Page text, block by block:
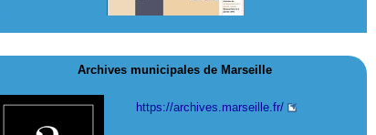
Archives municipales de Marseille
https://archives.marseille.fr/